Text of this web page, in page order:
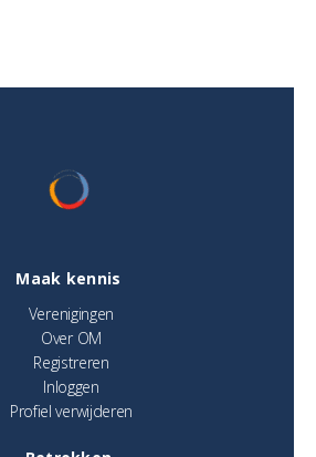
Maak kennis
Verenigingen
Over OM
Registreren
Inloggen
Profiel verwijderen